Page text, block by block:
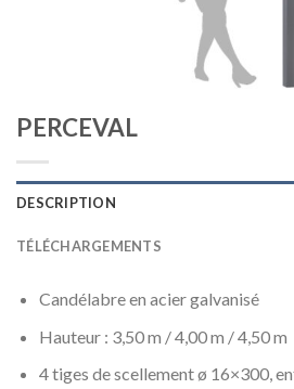
PERCEVAL
DESCRIPTION
TÉLÉCHARGEMENTS
Candélabre en acier galvanisé
Hauteur : 3,50 m / 4,00 m / 4,50 m
4 tiges de scellement ø 16×300,